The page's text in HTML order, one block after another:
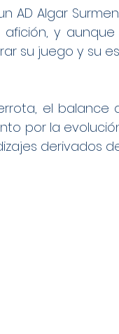
AD Algar
y
su juego y su
el
por la
derivados